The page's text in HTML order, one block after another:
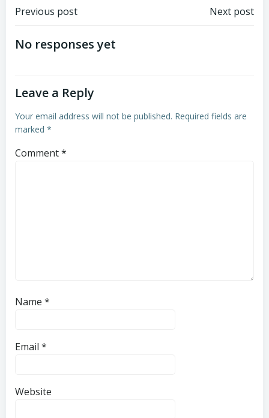
Post
navigation
Previous post Next post
No responses yet
Leave a Reply
Your email address will not be published. Required fields are
marked *
Comment*
Name *
Email *
Website